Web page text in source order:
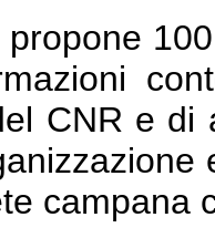
propone
CNR e di
campana